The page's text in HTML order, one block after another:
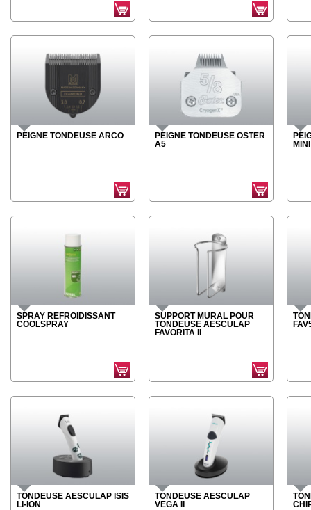
PEIGNE TONDEUSE ARCO
PEIGNE TONDEUSE OSTER
A5
MINI
SPRAY REFROIDISSANT
COOLSPRAY
SUPPORT MURAL POUR
TONDEUSE AESCULAP
FAVORITA II
TONDEUSE AESCULAP ISIS
LI-ION
TONDEUSE AESCULAP
VEGA II